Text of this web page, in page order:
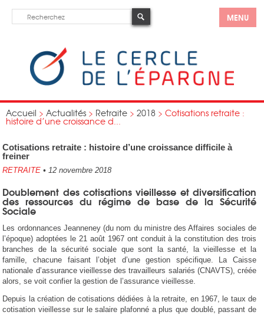
MENU
Accueil > Actualités > Retraite > 2018 > Cotisations retraite :
histoire d’une croissance d...
Cotisations retraite : histoire d’une croissance difficile à
freiner
RETRAITE • 12 novembre 2018
Doublement des cotisations vieillesse et diversification
des ressources du régime de base de la Sécurité
Sociale
Les ordonnances Jeanneney (du nom du ministre des Affaires sociales de
l’époque) adoptées le 21 août 1967 ont conduit à la constitution des trois
branches de la sécurité sociale que sont la santé, la vieillesse et la
famille, chacune faisant l’objet d’une gestion spécifique. La Caisse
nationale d’assurance vieillesse des travailleurs salariés (CNAVTS), créée
alors, se voit confier la gestion de l’assurance vieillesse.
Depuis la création de cotisations dédiées à la retraite, en 1967, le taux de
cotisation vieillesse sur le salaire plafonné a plus que doublé, passant de